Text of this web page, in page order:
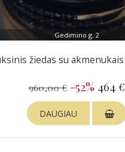
Gedimino g. 2
žiedas su akmenukais
960,00 € -52% 464 €
DAUGIAU